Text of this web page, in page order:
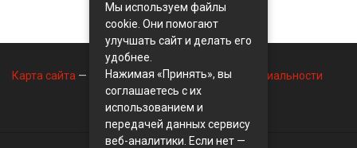
Карта сайта — Контакты— Политика конфиденциальности
Мы используем файлы
cookie. Они помогают
улучшать сайт и делать его
удобнее.
Нажимая «Принять», вы
соглашаетесь с их
использованием и
передачей данных сервису
веб-аналитики. Если нет —